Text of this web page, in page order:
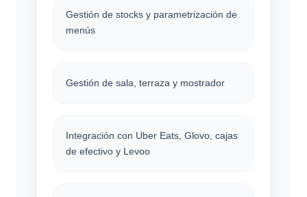
Gestión de stocks y parametrización de
menús
Gestión de sala, terraza y mostrador
Integración con Uber Eats, Glovo, cajas
de efectivo y Levoo